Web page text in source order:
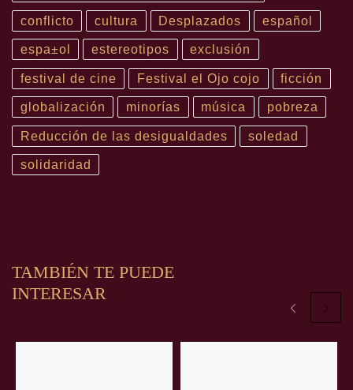
conflicto cultura Desplazados español
espa±ol estereotipos exclusión
festival de cine Festival el Ojo cojo ficción
globalización minorías música pobreza
Reducción de las desigualdades soledad
solidaridad
TAMBIÉN TE PUEDE
INTERESAR